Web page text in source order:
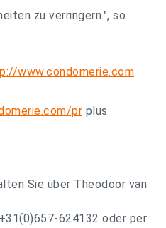
zu verringern.", so
www.condomerie.com
pr plus
Sie über Theodoor van
624132 oder per